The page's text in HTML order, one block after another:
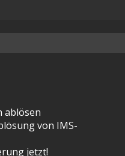
ablösen
von IMS-
jetzt!